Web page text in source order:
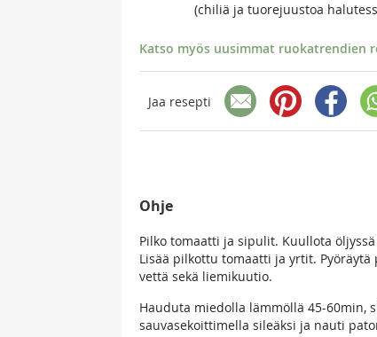
(chiliä ja tuorejuustoa
Katso myös uusimmat ruokatrendien
Jaa resepti
Ohje
Pilko tomaatti ja sipulit. Kuullota
Lisää pilkottu tomaatti ja yrtit.
vettä sekä liemikuutio.
Hauduta miedolla lämmöllä 45-60min,
sauvasekoittimella sileäksi ja nauti